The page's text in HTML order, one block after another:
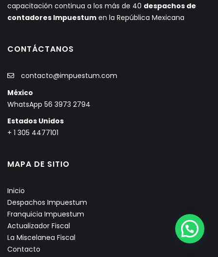
capacitación continua a los más de 40 despachos de
contadores Impuestum en la República Mexicana
CONTÁCTANOS
contacto@impuestum.com
México
WhatsApp 56 3973 2794
Estados Unidos
+ 1 305 4477101
MAPA DE SITIO
Inicio
Despachos Impuestum
Franquicia Impuestum
Actualizador Fiscal
La Miscelanea Fiscal
Contacto